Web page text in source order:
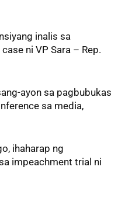
inalis sa
ni VP Sara – Rep.
ayon sa pagbubukas
sa media,
ihaharap ng
impeachment trial ni